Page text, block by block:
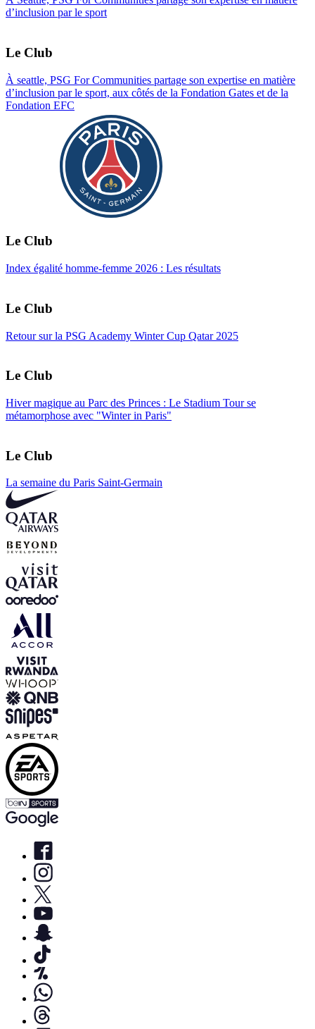
d’inclusion par le sport
Le Club
À seattle, PSG For Communities partage son expertise en matière
d’inclusion par le sport, aux côtés de la Fondation Gates et de la
Fondation EFC
Le Club
Index égalité homme-femme 2026 : Les résultats
Le Club
Retour sur la PSG Academy Winter Cup Qatar 2025
Le Club
Hiver magique au Parc des Princes : Le Stadium Tour se
métamorphose avec "Winter in Paris"
Le Club
La semaine du Paris Saint-Germain